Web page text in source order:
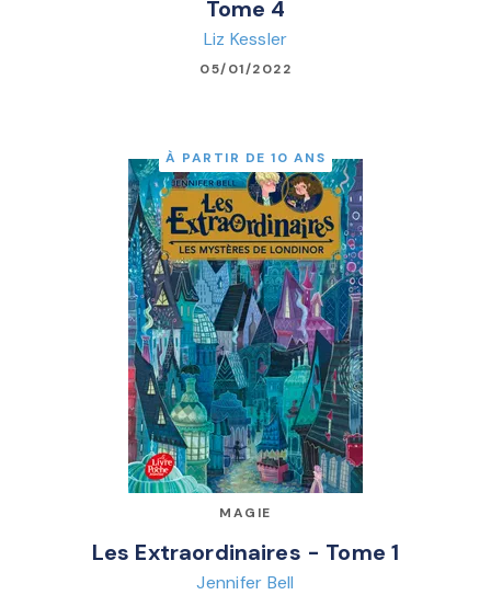
Tome 4
Liz Kessler
05/01/2022
À PARTIR DE 10 ANS
MAGIE
Les Extraordinaires - Tome 1
Jennifer Bell